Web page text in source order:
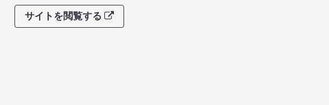
サイトを閲覧する